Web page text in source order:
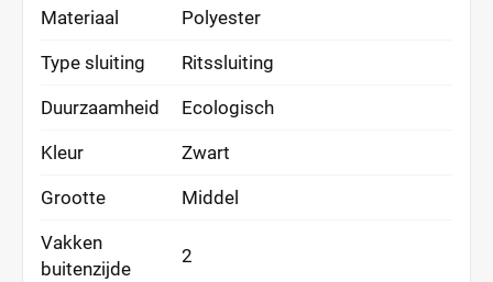
Materiaal Polyester
Type sluiting Ritssluiting
Duurzaamheid Ecologisch
Kleur Zwart
Grootte Middel
Vakken
buitenzijde
2